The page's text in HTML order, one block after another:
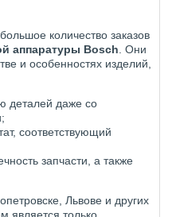
количество заказов
аппаратуры Bosch . Они
и особенностях изделий,
деталей даже со
соответствующий
запчасти, а также
Львове и других
является только